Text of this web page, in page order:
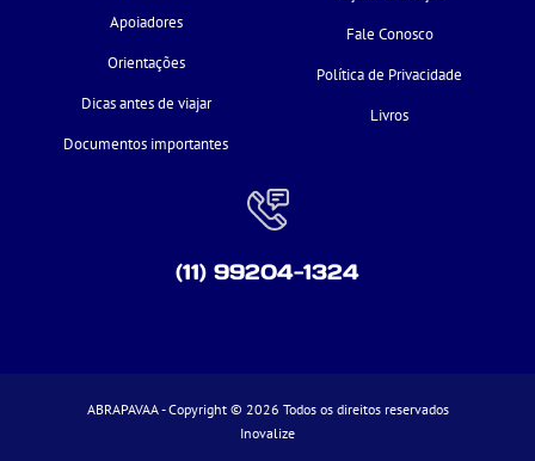
Apoiadores
Orientações
Dicas antes de viajar
Documentos importantes
Fale Conosco
Política de Privacidade
Livros
(11) 99204-1324
ABRAPAVAA - Copyright © 2026 Todos os direitos reservados
Inovalize